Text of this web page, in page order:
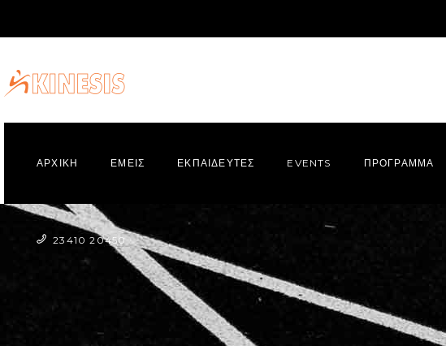
ΑΡΧΙΚΗ ΕΜΕΙΣ ΕΚΠΑΙΔΕΥΤΕΣ EVENTS ΠΡΌΓΡΑΜΜΑ
23410 20450